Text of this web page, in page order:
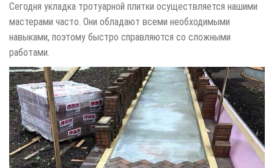
Сегодня укладка тротуарной плитки осуществляется нашими
мастерами часто. Они обладают всеми необходимыми
навыками, поэтому быстро справляются со сложными
работами.